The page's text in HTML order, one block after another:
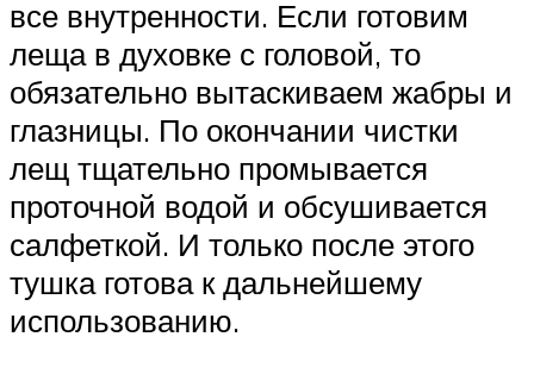
все внутренности. Если готовим
леща в духовке с головой, то
обязательно вытаскиваем жабры и
глазницы. По окончании чистки
лещ тщательно промывается
проточной водой и обсушивается
салфеткой. И только после этого
тушка готова к дальнейшему
использованию.